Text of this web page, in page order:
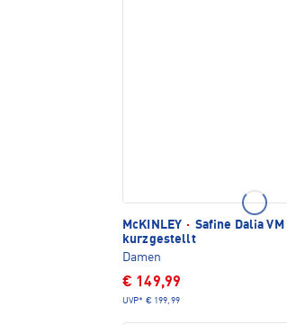
McKINLEY · Safine Dalia
kurzgestellt
Damen
€ 149,99
UVP* € 199,99